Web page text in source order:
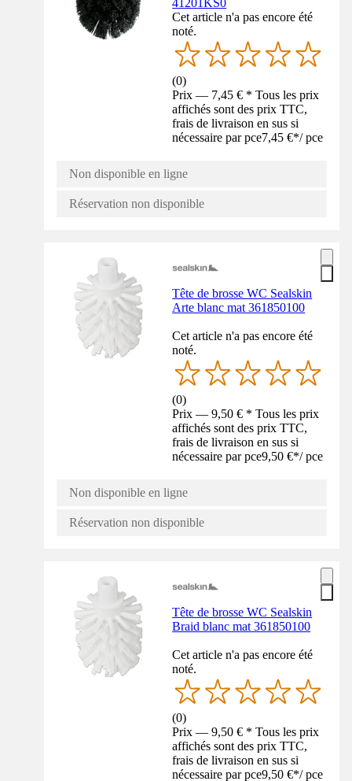
41201KS0
Cet article n'a pas encore été
noté.
(0)
Prix — 7,45 € * Tous les prix
affichés sont des prix TTC,
frais de livraison en sus si
nécessaire par pce7,45 €*/ pce
Non disponible en ligne
Réservation non disponible
Tête de brosse WC Sealskin
Arte blanc mat 361850100
Cet article n'a pas encore été
noté.
(0)
Prix — 9,50 € * Tous les prix
affichés sont des prix TTC,
frais de livraison en sus si
nécessaire par pce9,50 €*/ pce
Non disponible en ligne
Réservation non disponible
Tête de brosse WC Sealskin
Braid blanc mat 361850100
Cet article n'a pas encore été
noté.
(0)
Prix — 9,50 € * Tous les prix
affichés sont des prix TTC,
frais de livraison en sus si
nécessaire par pce9,50 €*/ pce